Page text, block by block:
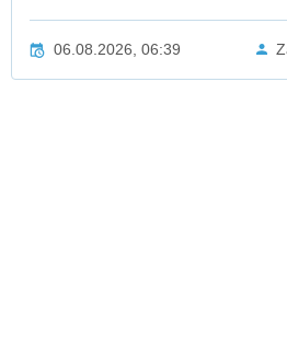
06.08.2026, 06:39